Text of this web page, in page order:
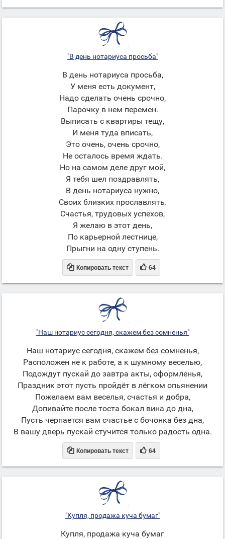
"В день нотариуса просьба"
В день нотариуса просьба,
У меня есть документ,
Надо сделать очень срочно,
Парочку в нем перемен.
Выписать с квартиры тещу,
И меня туда вписать,
Это очень, очень срочно,
Не осталось время ждать.
Но на самом деле друг мой,
Я тебя шел поздравлять,
В день нотариуса нужно,
Своих близких прославлять.
Счастья, трудовых успехов,
Я желаю в этот день,
По карьерной лестнице,
Прыгни на одну ступень.
 Копировать текст  64
"Наш нотариус сегодня, скажем без сомненья"
Наш нотариус сегодня, скажем без сомненья,
Расположен не к работе, а к шумному веселью,
Подождут пускай до завтра акты, оформленья,
Праздник этот пусть пройдёт в лёгком опьянении
Пожелаем вам веселья, счастья и добра,
Допивайте после тоста бокал вина до дна,
Пусть черпается вам счастье с бочонка без дна,
В вашу дверь пускай стучится только радость одна.
 Копировать текст  64
"Купля, продажа куча бумаг"
Купля, продажа куча бумаг